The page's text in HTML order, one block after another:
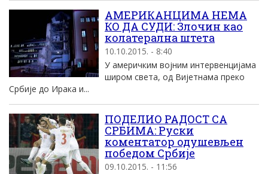
АМЕРИКАНЦИМА НЕМА
КО ДА СУДИ: Злочин као
колатерална штета
10.10.2015. - 8:40
У америчким војним интервенцијама
широм света, од Вијетнама преко
Србије до Ирака и...
ПОДЕЛИО РАДОСТ СА
СРБИМА: Руски
коментатор одушевљен
победом Србије
09.10.2015. - 11:56